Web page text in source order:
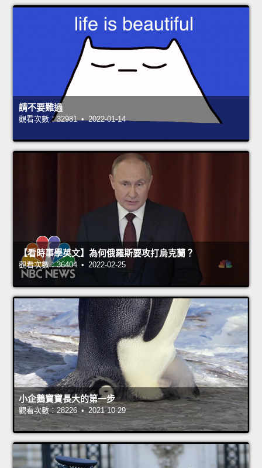
請不要難過
觀看次數：32981 • 2022-01-14
【看時事學英文】為何俄羅斯要攻打烏克蘭？
觀看次數：36404 • 2022-02-25
小企鵝寶寶長大的第一步
觀看次數：28226 • 2021-10-29